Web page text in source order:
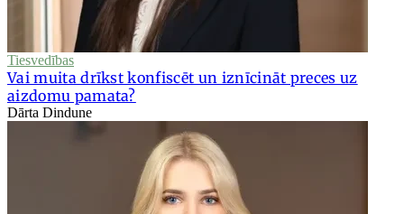
Tiesvedības
Vai muita drīkst konfiscēt un iznīcināt preces uz
aizdomu pamata?
Dārta Dindune